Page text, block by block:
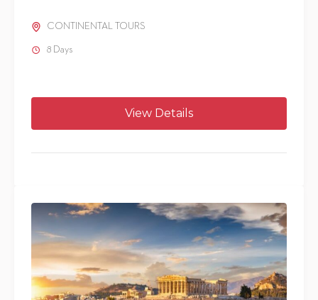
CONTINENTAL TOURS
8 Days
View Details